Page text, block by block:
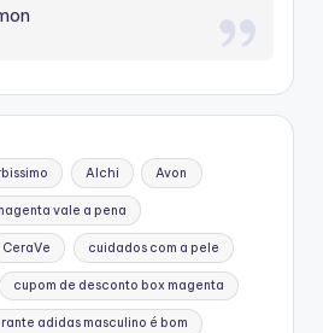
Alchi Avon
vale a pena
CeraVe cuidados com a pele
cupom de desconto box magenta
adidas masculino é bom